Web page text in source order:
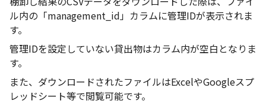
ル内の「management_id」カラムに管理IDが表示されま
す。
管理IDを設定していない貸出物はカラム内が空白となりま
す。
また、ダウンロードされたファイルはExcelやGoogleスプ
レッドシート等で閲覧可能です。